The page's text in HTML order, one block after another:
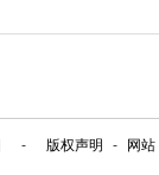
- 版权声明 -
网站